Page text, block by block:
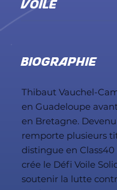
BIOGRAPHIE
Thibaut Vauchel-
en Guadeloupe
en Bretagne.
remporte plusieurs
distingue en Class40
crée le Défi Voile
soutenir la lutte
VOILE